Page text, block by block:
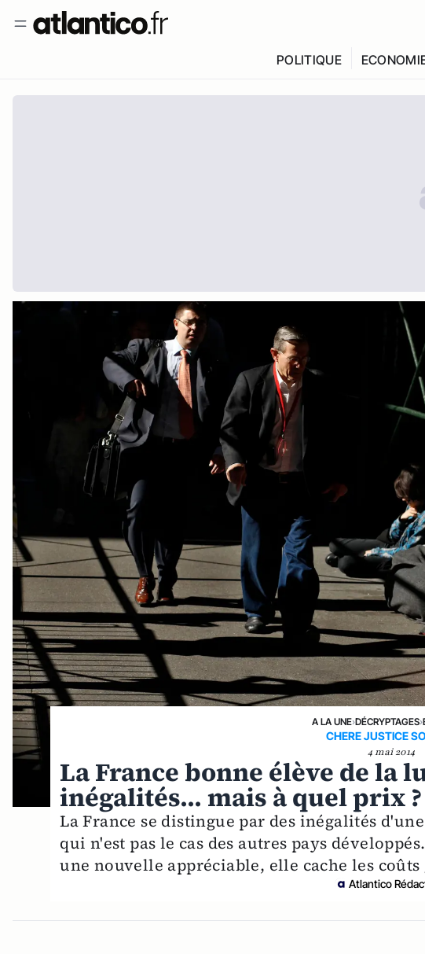
POLITIQUE
A LA UNE›DÉCRYPTAGES›
CHERE JUSTICE
4 mai 2014
La France bonne élève de la
inégalités... mais à quel prix ?
La France se distingue par des inégalités
qui n'est pas le cas des autres pays
une nouvelle appréciable, elle cache les
Atlantico